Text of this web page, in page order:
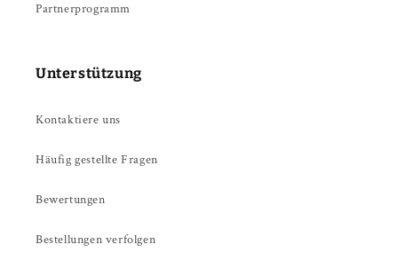
Partnerprogramm
Unterstützung
Kontaktiere uns
Häufig gestellte Fragen
Bewertungen
Bestellungen verfolgen